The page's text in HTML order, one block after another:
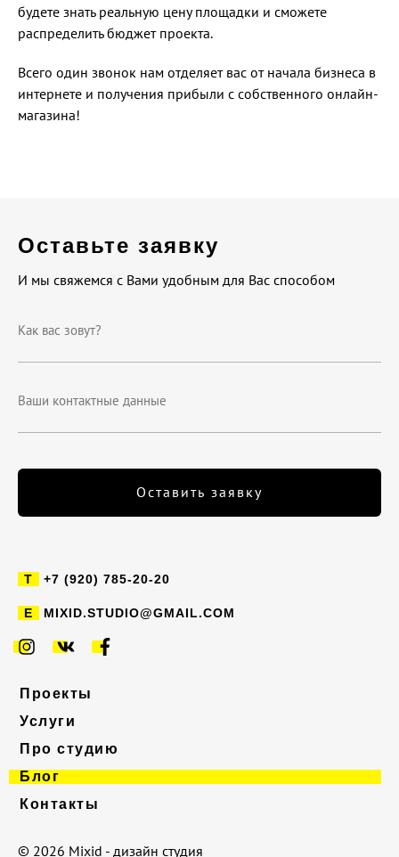
будете знать реальную цену площадки и сможете
распределить бюджет проекта.
Всего один звонок нам отделяет вас от начала бизнеса в
интернете и получения прибыли с собственного онлайн-
магазина!
Оставьте заявку
И мы свяжемся с Вами удобным для Вас способом
+7 (920) 785-20-20
MIXID.STUDIO@GMAIL.COM
Проекты
Услуги
Про студию
Блог
Контакты
© 2026 Mixid - дизайн студия